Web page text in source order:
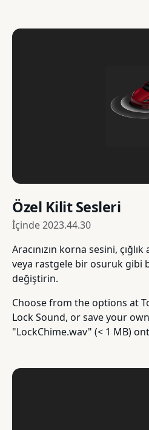
Özel Kilit Sesleri
İçinde2023.44.30
Aracınızın korna sesini,
veya rastgele bir osuruk gibi
değiştirin.
Choose from the options at
Lock Sound, or save your
"LockChime.wav" (< 1 MB)